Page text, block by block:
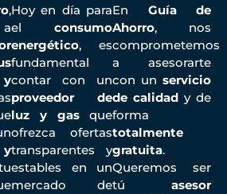
,
y
Hoy en día para
elconsumo
energético, es
fundamental
contar con un
proveedor de
luz y gasque
ofrezca ofertas
transparentes y
estables en un
mercado de
En Guía de
Ahorro, nos
comprometemos
a asesorarte
con un servicio
de calidad y de
forma
totalmente
gratuita.
Queremos ser
tú asesor